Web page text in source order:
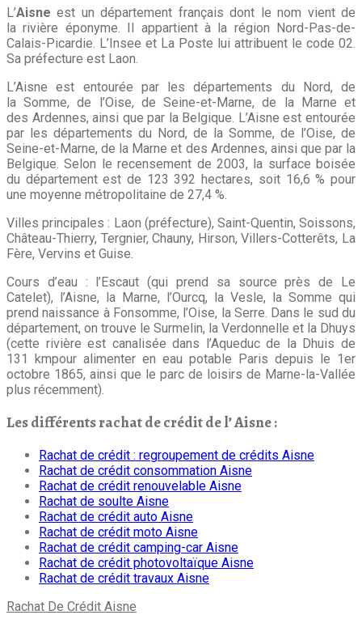
L’Aisne est un département français dont le nom vient de
la rivière éponyme. Il appartient à la région Nord-Pas-de-
Calais-Picardie. L’Insee et La Poste lui attribuent le code 02.
Sa préfecture est Laon.
L’Aisne est entourée par les départements du Nord, de
la Somme, de l’Oise, de Seine-et-Marne, de la Marne et
des Ardennes, ainsi que par la Belgique. L’Aisne est entourée
par les départements du Nord, de la Somme, de l’Oise, de
Seine-et-Marne, de la Marne et des Ardennes, ainsi que par la
Belgique. Selon le recensement de 2003, la surface boisée
du département est de 123 392 hectares, soit 16,6 % pour
une moyenne métropolitaine de 27,4 %.
Villes principales : Laon (préfecture), Saint-Quentin, Soissons,
Château-Thierry, Tergnier, Chauny, Hirson, Villers-Cotterêts, La
Fère, Vervins et Guise.
Cours d’eau : l’Escaut (qui prend sa source près de Le
Catelet), l’Aisne, la Marne, l’Ourcq, la Vesle, la Somme qui
prend naissance à Fonsomme, l’Oise, la Serre. Dans le sud du
département, on trouve le Surmelin, la Verdonnelle et la Dhuys
(cette rivière est canalisée dans l’Aqueduc de la Dhuis de
131 kmpour alimenter en eau potable Paris depuis le 1er
octobre 1865, ainsi que le parc de loisirs de Marne-la-Vallée
plus récemment).
Les différents rachat de crédit de l’ Aisne :
Rachat de crédit : regroupement de crédits Aisne
Rachat de crédit consommation Aisne
Rachat de crédit renouvelable Aisne
Rachat de soulte Aisne
Rachat de crédit auto Aisne
Rachat de crédit moto Aisne
Rachat de crédit camping-car Aisne
Rachat de crédit photovoltaïque Aisne
Rachat de crédit travaux Aisne
Rachat De Crédit Aisne